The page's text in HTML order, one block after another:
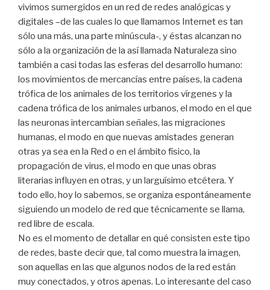
vivimos sumergidos en un red de redes analógicas y
digitales –de las cuales lo que llamamos Internet es tan
sólo una más, una parte minúscula-, y éstas alcanzan no
sólo a la organización de la así llamada Naturaleza sino
también a casi todas las esferas del desarrollo humano:
los movimientos de mercancías entre países, la cadena
trófica de los animales de los territorios vírgenes y la
cadena trófica de los animales urbanos, el modo en el que
las neuronas intercambian señales, las migraciones
humanas, el modo en que nuevas amistades generan
otras ya sea en la Red o en el ámbito físico, la
propagación de virus, el modo en que unas obras
literarias influyen en otras, y un larguísimo etcétera. Y
todo ello, hoy lo sabemos, se organiza espontáneamente
siguiendo un modelo de red que técnicamente se llama,
red libre de escala.
No es el momento de detallar en qué consisten este tipo
de redes, baste decir que, tal como muestra la imagen,
son aquellas en las que algunos nodos de la red están
muy conectados, y otros apenas. Lo interesante del caso